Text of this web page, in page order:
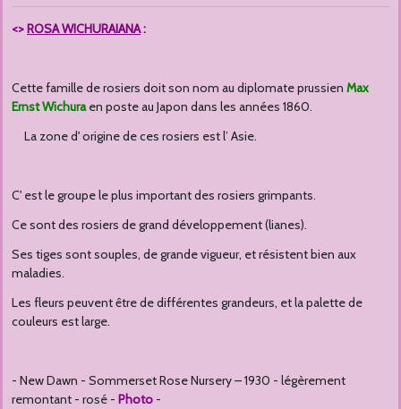
<>ROSA WICHURAIANA:
Cette famille de rosiers doit son nom au diplomate prussien Max
Ernst Wichuraen poste au Japon dans les années 1860.
La zone d' origine de ces rosiers est l’ Asie.
C' est le groupe le plus important des rosiers grimpants.
Ce sont des rosiers de grand développement (lianes).
Ses tiges sont souples, de grande vigueur, et résistent bien aux
maladies.
Les fleurs peuvent être de différentes grandeurs, et la palette de
couleurs est large.
- New Dawn - Sommerset Rose Nursery – 1930 - légèrement
remontant - rosé - Photo -